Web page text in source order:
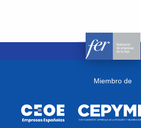
Miembro de